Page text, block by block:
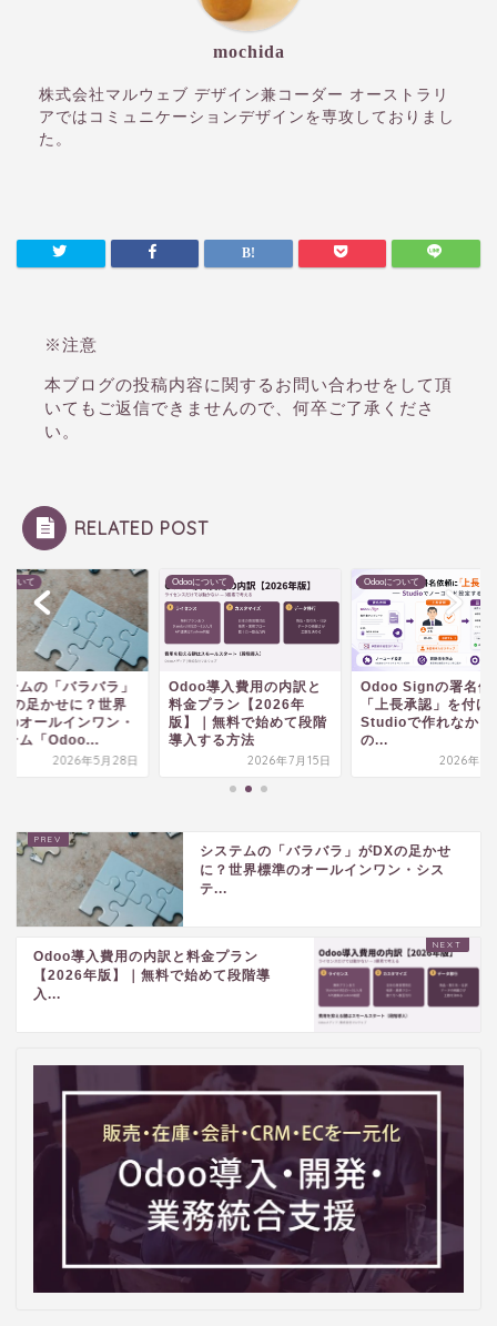
mochida
株式会社マルウェブ デザイン兼コーダー オーストラリ
アではコミュニケーションデザインを専攻しておりまし
た。
※注意
本ブログの投稿内容に関するお問い合わせをして頂
いてもご返信できませんので、何卒ご了承くださ
い。
RELATED POST
ついて
テムの「バラバラ」
の足かせに？世界
のオールインワン・
テム「Odoo...
2026年5月28日
Odooについて
Odoo導入費用の内訳と
料金プラン【2026年
版】｜無料で始めて段階
導入する方法
2026年7月15日
Odooについて
Odoo Signの署名依
「上長承認」を付
Studioで作れなかっ
の...
2026年7
システムの「バラバラ」がDXの足かせ
に？世界標準のオールインワン・シス
テ...
Odoo導入費用の内訳と料金プラン
【2026年版】｜無料で始めて段階導
入...